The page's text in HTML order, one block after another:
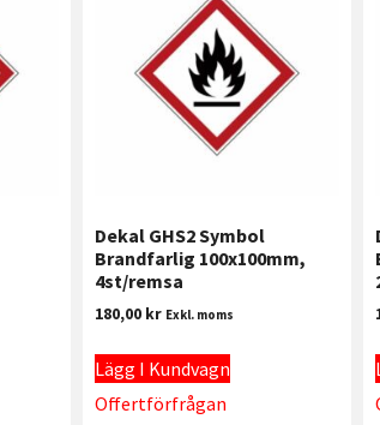
Dekal GHS2 Symbol
Brandfarlig 100x100mm,
4st/remsa
180,00 kr Exkl. moms
Lägg I Kundvagn
Offertförfrågan